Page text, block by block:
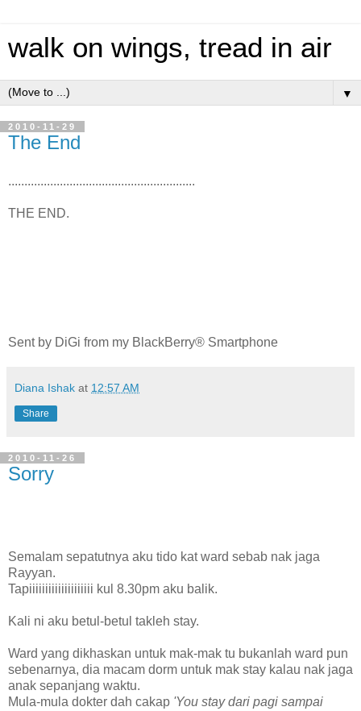
walk on wings, tread in air
▼
2010-11-29
The End
..........................................................
THE END.
Sent by DiGi from my BlackBerry® Smartphone
Diana Ishak at 12:57 AM
Share
2010-11-26
Sorry
Semalam sepatutnya aku tido kat ward sebab nak jaga
Rayyan.
Tapiiiiiiiiiiiiiiiiiiii kul 8.30pm aku balik.
Kali ni aku betul-betul takleh stay.
Ward yang dikhaskan untuk mak-mak tu bukanlah ward pun
sebenarnya, dia macam dorm untuk mak stay kalau nak jaga
anak sepanjang waktu.
Mula-mula dokter dah cakap 'You stay dari pagi sampai